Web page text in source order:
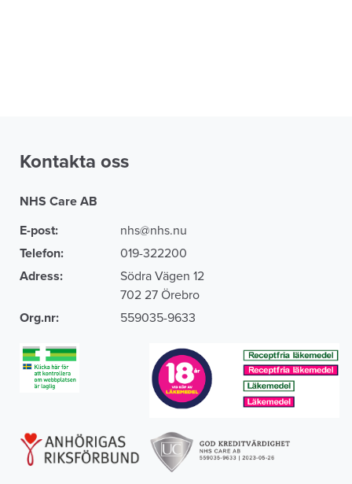
Kontakta oss
NHS Care AB
E-post:
nhs@nhs.nu
Telefon:
019-322200
Adress:
Södra Vägen 12
702 27 Örebro
Org.nr:
559035-9633